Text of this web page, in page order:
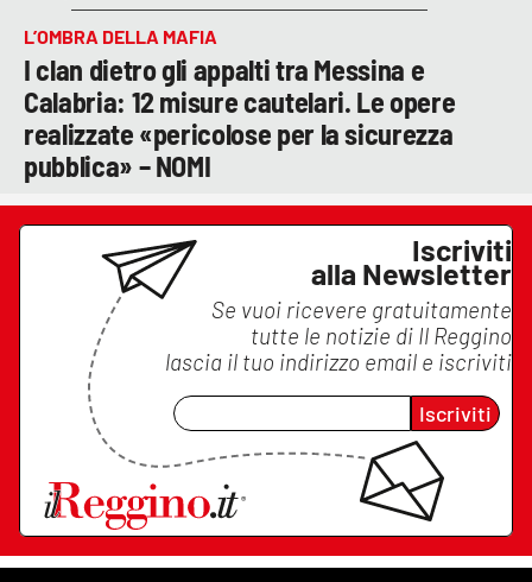
L’OMBRA DELLA MAFIA
I clan dietro gli appalti tra Messina e
Calabria: 12 misure cautelari. Le opere
realizzate «pericolose per la sicurezza
pubblica» – NOMI
Iscriviti
alla Newsletter
Se vuoi ricevere gratuitamente
tutte le notizie di Il Reggino
lascia il tuo indirizzo email e iscriviti
Iscriviti